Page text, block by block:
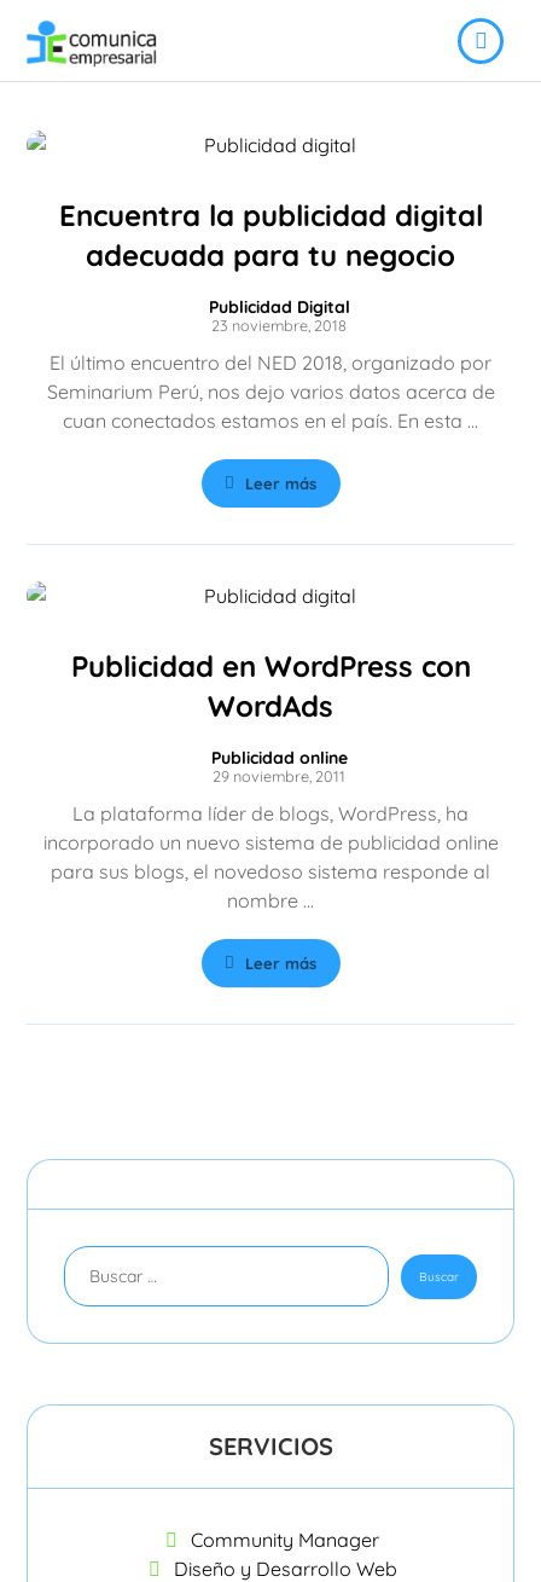
Encuentra la publicidad digital
adecuada para tu negocio
Publicidad Digital
23 noviembre, 2018
El último encuentro del NED 2018, organizado por
Seminarium Perú, nos dejo varios datos acerca de
cuan conectados estamos en el país. En esta ...
Leer más
Publicidad en WordPress con
WordAds
Publicidad online
29 noviembre, 2011
La plataforma líder de blogs, WordPress, ha
incorporado un nuevo sistema de publicidad online
para sus blogs, el novedoso sistema responde al
nombre ...
Leer más
SERVICIOS
Community Manager
Diseño y Desarrollo Web